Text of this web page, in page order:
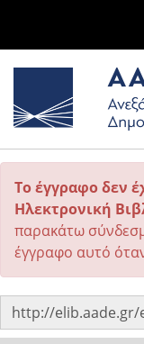
Το έγγραφο δεν
Ηλεκτρονική
παρακάτω
έγγραφο αυτό